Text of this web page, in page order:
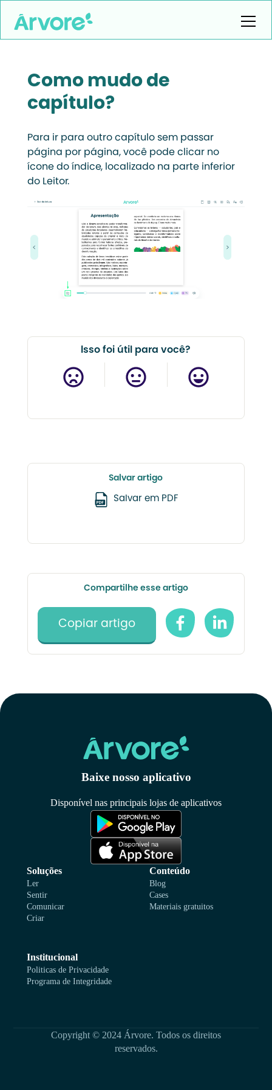
Como mudo de
capítulo?
Para ir para outro capítulo sem passar
página por página, você pode clicar no
ícone do índice, localizado na parte inferior
do Leitor.
Isso foi útil para você?
Salvar artigo
Salvar em PDF
Compartilhe esse artigo
Copiar artigo
Baixe nosso aplicativo
Disponível nas principais lojas de aplicativos
Soluções
Ler
Sentir
Comunicar
Criar
Conteúdo
Blog
Cases
Materiais gratuitos
Institucional
Politicas de Privacidade
Programa de Integridade
Copyright © 2024 Árvore. Todos os direitos
reservados.